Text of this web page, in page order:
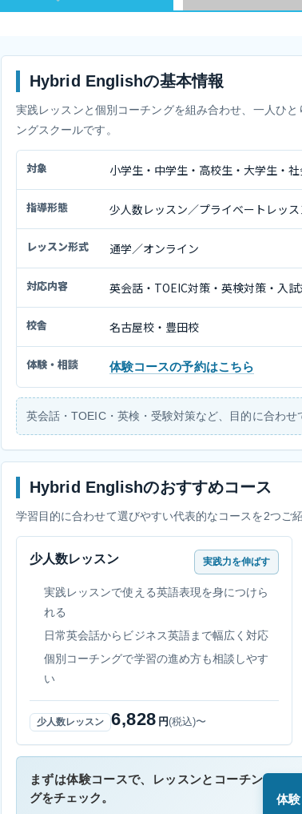
Hybrid Englishの基本情報
実践レッスンと個別コーチングを組み合わせ、一人ひ
ングスクールです。
対象 小学生・中学生・高校生・大学生・社
指導形態 少人数レッスン／プライベートレッ
レッスン形式 通学／オンライン
対応内容 英会話・TOEIC対策・英検対策・入
校舎 名古屋校・豊田校
体験・相談 体験コースの予約はこちら
英会話・TOEIC・英検・受験対策など、目的に合わ
Hybrid Englishのおすすめコース
学習目的に合わせて選びやすい代表的なコースを2つご紹
少人数レッスン 実践力を伸ばす
実践レッスンで使える英語表現を身につけら
れる
日常英会話からビジネス英語まで幅広く対応
個別コーチングで学習の進め方も相談しやす
い
少人数レッスン 6,828 円(税込)〜
まずは体験コースで、レッスンとコーチン
グをチェック。
体